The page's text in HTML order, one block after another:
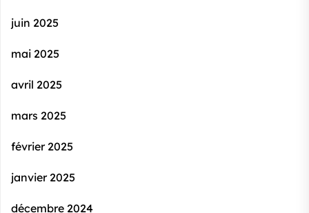
juin 2025
mai 2025
avril 2025
mars 2025
février 2025
janvier 2025
décembre 2024